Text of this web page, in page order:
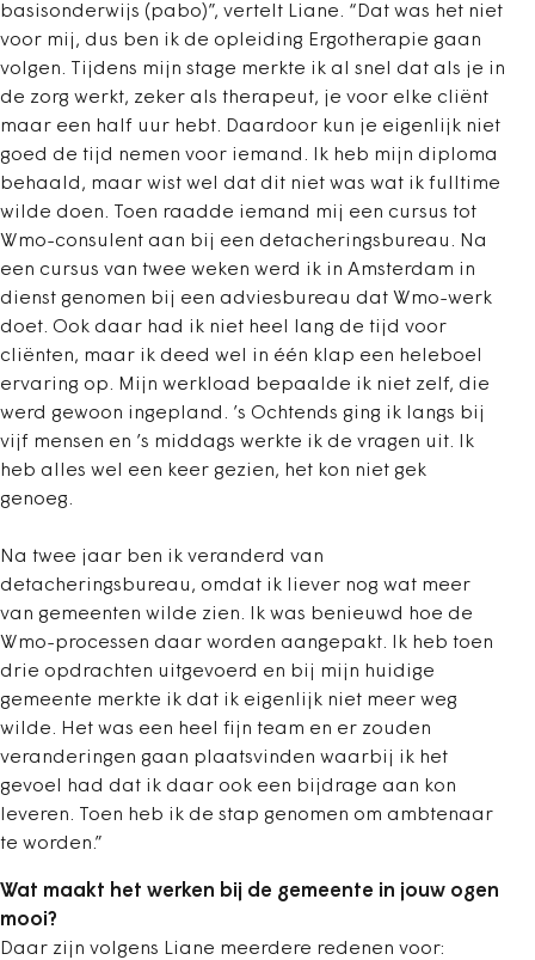
basisonderwijs (pabo)”, vertelt Liane. “Dat was het niet
voor mij, dus ben ik de opleiding Ergotherapie gaan
volgen. Tijdens mijn stage merkte ik al snel dat als je in
de zorg werkt, zeker als therapeut, je voor elke cliënt
maar een half uur hebt. Daardoor kun je eigenlijk niet
goed de tijd nemen voor iemand. Ik heb mijn diploma
behaald, maar wist wel dat dit niet was wat ik fulltime
wilde doen. Toen raadde iemand mij een cursus tot
Wmo-consulent aan bij een detacheringsbureau. Na
een cursus van twee weken werd ik in Amsterdam in
dienst genomen bij een adviesbureau dat Wmo-werk
doet. Ook daar had ik niet heel lang de tijd voor
cliënten, maar ik deed wel in één klap een heleboel
ervaring op. Mijn werkload bepaalde ik niet zelf, die
werd gewoon ingepland. ’s Ochtends ging ik langs bij
vijf mensen en ’s middags werkte ik de vragen uit. Ik
heb alles wel een keer gezien, het kon niet gek
genoeg.
Na twee jaar ben ik veranderd van
detacheringsbureau, omdat ik liever nog wat meer
van gemeenten wilde zien. Ik was benieuwd hoe de
Wmo-processen daar worden aangepakt. Ik heb toen
drie opdrachten uitgevoerd en bij mijn huidige
gemeente merkte ik dat ik eigenlijk niet meer weg
wilde. Het was een heel fijn team en er zouden
veranderingen gaan plaatsvinden waarbij ik het
gevoel had dat ik daar ook een bijdrage aan kon
leveren. Toen heb ik de stap genomen om ambtenaar
te worden.”
Wat maakt het werken bij de gemeente in jouw ogen
mooi?
Daar zijn volgens Liane meerdere redenen voor: